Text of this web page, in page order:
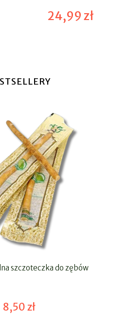
24,99 zł
szczoteczka do zębów
8,50 zł